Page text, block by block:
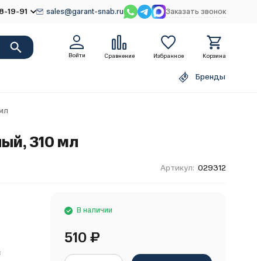
19-91 sales@garant-snab.ru Заказать звонок
Войти Сравнение Избранное Корзина
Бренды
310 мл
Артикул: 029312
В наличии
510₽